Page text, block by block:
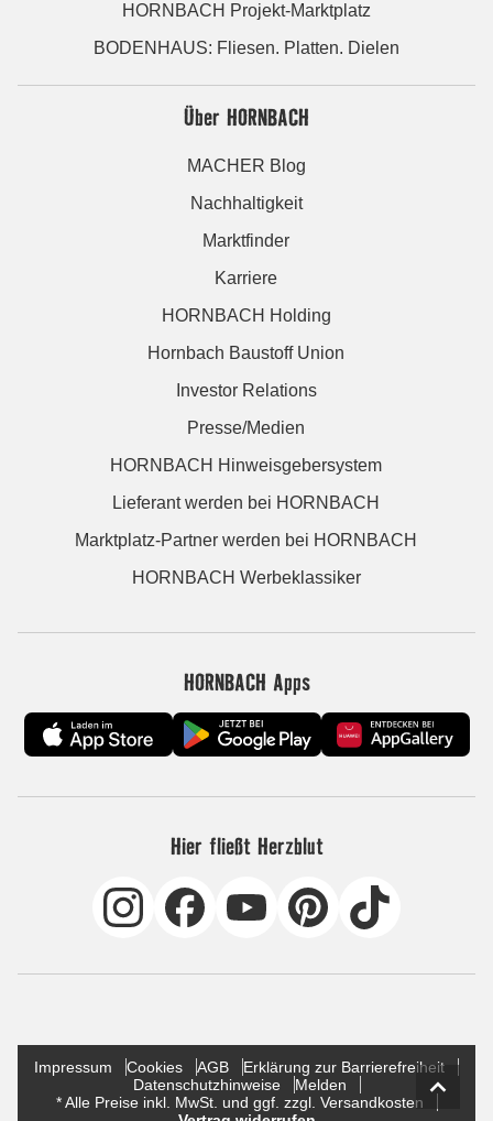
HORNBACH Projekt-Marktplatz
BODENHAUS: Fliesen. Platten. Dielen
Über HORNBACH
MACHER Blog
Nachhaltigkeit
Marktfinder
Karriere
HORNBACH Holding
Hornbach Baustoff Union
Investor Relations
Presse/Medien
HORNBACH Hinweisgebersystem
Lieferant werden bei HORNBACH
Marktplatz-Partner werden bei HORNBACH
HORNBACH Werbeklassiker
HORNBACH Apps
Hier fließt Herzblut
Impressum Cookies AGB
Erklärung zur Barrierefreiheit
Datenschutzhinweise
Melden
* Alle Preise inkl. MwSt. und ggf. zzgl. Versandkosten